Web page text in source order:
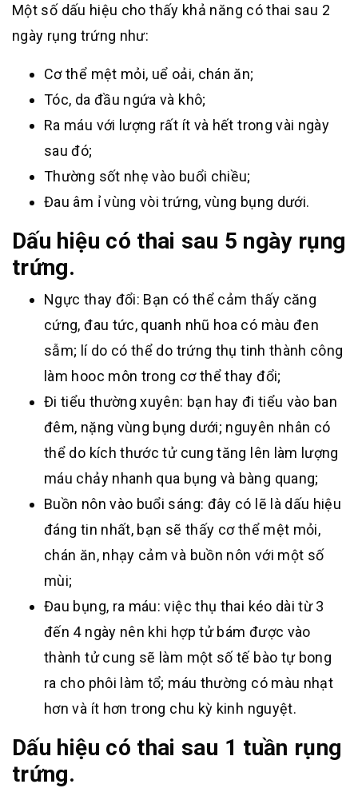
Một số dấu hiệu cho thấy khả năng có thai sau 2
ngày rụng trứng như:
Cơ thể mệt mỏi, uể oải, chán ăn;
Tóc, da đầu ngứa và khô;
Ra máu với lượng rất ít và hết trong vài ngày
sau đó;
Thường sốt nhẹ vào buổi chiều;
Đau âm ỉ vùng vòi trứng, vùng bụng dưới.
Dấu hiệu có thai sau 5 ngày rụng
trứng.
Ngực thay đổi: Bạn có thể cảm thấy căng
cứng, đau tức, quanh nhũ hoa có màu đen
sẫm; lí do có thể do trứng thụ tinh thành công
làm hooc môn trong cơ thể thay đổi;
Đi tiểu thường xuyên: bạn hay đi tiểu vào ban
đêm, nặng vùng bụng dưới; nguyên nhân có
thể do kích thước tử cung tăng lên làm lượng
máu chảy nhanh qua bụng và bàng quang;
Buồn nôn vào buổi sáng: đây có lẽ là dấu hiệu
đáng tin nhất, bạn sẽ thấy cơ thể mệt mỏi,
chán ăn, nhạy cảm và buồn nôn với một số
mùi;
Đau bụng, ra máu: việc thụ thai kéo dài từ 3
đến 4 ngày nên khi hợp tử bám được vào
thành tử cung sẽ làm một số tế bào tự bong
ra cho phôi làm tổ; máu thường có màu nhạt
hơn và ít hơn trong chu kỳ kinh nguyệt.
Dấu hiệu có thai sau 1 tuần rụng
trứng.